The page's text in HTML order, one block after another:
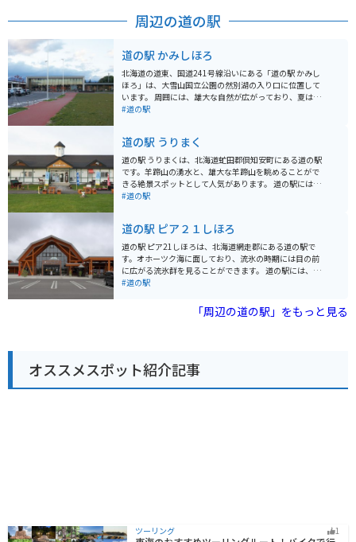
周辺の道の駅
道の駅 かみしほろ
北海道の道東、国道241号線沿いにある「道の駅 かみし
ほろ」は、大雪山国立公園の然別湖の入り口に位置して
います。 周囲には、雄大な自然が広がっており、夏はキ
ャンプやカヌー、冬はワカサギ釣りやスノーモービルな
販売されているほか、レストランでは、鹿肉を使用した
「エゾシカ丼」や「エゾシカカレー」などが人気です。
また、然別湖で獲れたワカサギを使った「ワカサギ天
丼」もおすすめです。 バイクで訪れる際は、然別湖畔を
一周する道路が絶景なので、ぜひ走ってみてください。
きる * 新鮮な地元産の食材が手に入る * エゾシカ料理や
ワカサギ料理が楽しめる
#道の駅
道の駅 うりまく
道の駅 うりまくは、北海道虻田郡倶知安町にある道の駅
です。羊蹄山の湧水と、雄大な羊蹄山を眺めることがで
きる絶景スポットとして人気があります。 道の駅には、
地元の新鮮な農産物や特産品を販売する直売所、レスト
野菜を使った料理がおすすめです。 バイクで訪れる場
合、駐車場も広く停めやすいので安心です。羊蹄山の周
遊道路は景色も良く、ツーリングにも最適です。周辺に
は、ニセコやルスツリゾートなどの観光スポットも点在
しており、拠点としても便利です。 倶知安町はじゃがい
ょう。また、羊蹄山麓には湧水地が点在しており、美味
#道の駅
道の駅 ピア２１しほろ
道の駅 ピア21しほろは、北海道網走郡にある道の駅で
す。オホーツク海に面しており、流氷の時期には目の前
に広がる流氷群を見ることができます。 道の駅には、レ
ストランや特産品販売所があり、地元の新鮮な海産物や
品なども充実しています。 バイクで訪れる際は、駐車場
からオホーツク海を眺めることができます。周辺には、
夏にはオホーツク海を望むキャンプ場でゆったりと過ご
すことができます。秋には周囲の山々が紅葉で色づき、
冬には流氷が押し寄せるなど、四季折々の魅力を楽しめ
#道の駅
「周辺の道の駅」をもっと見る
オススメスポット紹介記事
ツーリング 1